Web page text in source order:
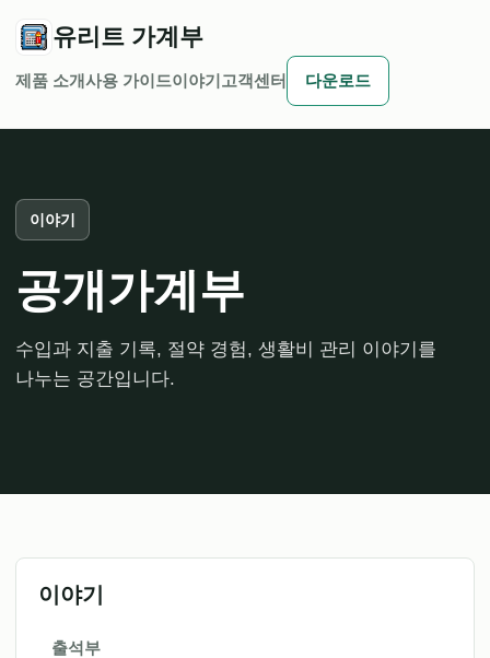
유리트 가계부
제품 소개사용 가이드이야기 고객센터 다운로드
이야기
공개가계부
수입과 지출 기록, 절약 경험, 생활비 관리 이야기를
나누는 공간입니다.
이야기
출석부